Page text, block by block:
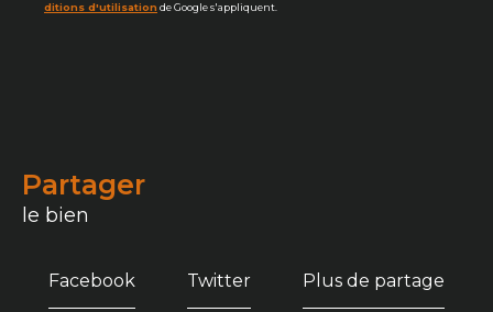
ditions d'utilisation de Google s'appliquent.
partager
le bien
Facebook Twitter Plus de partage